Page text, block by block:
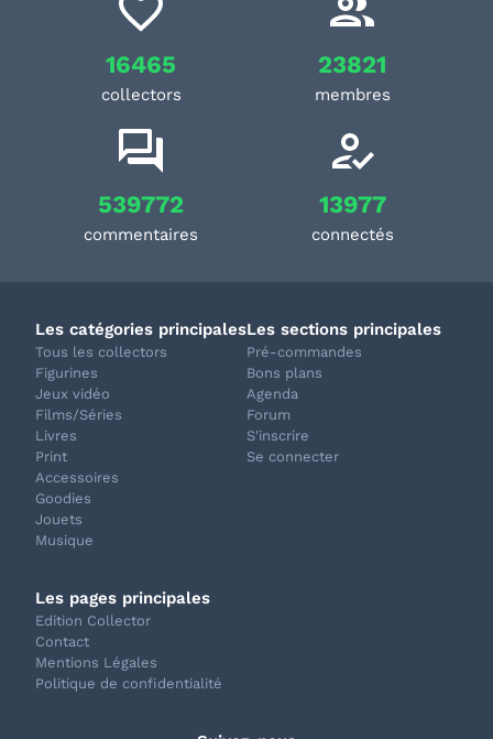
16465
collectors
23821
membres
539772
commentaires
13977
connectés
Les catégories principales
Tous les collectors
Figurines
Jeux vidéo
Films/Séries
Livres
Print
Accessoires
Goodies
Jouets
Musique
Les sections principales
Pré-commandes
Bons plans
Agenda
Forum
S'inscrire
Se connecter
Les pages principales
Edition Collector
Contact
Mentions Légales
Politique de confidentialité